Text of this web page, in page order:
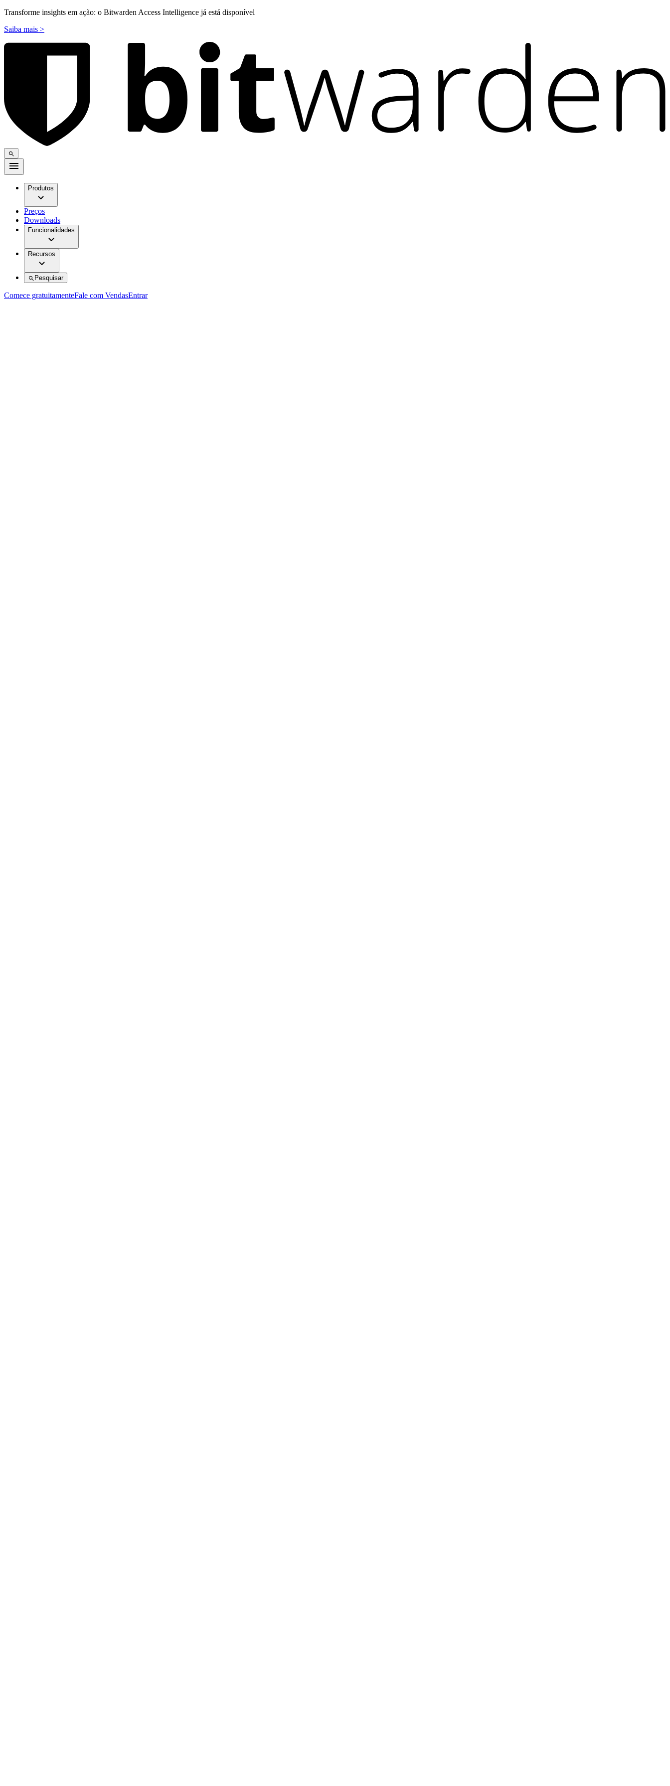
Transforme insights em ação: o Bitwarden Access Intelligence já está disponível
Saiba mais >
Produtos
Preços
Downloads
Funcionalidades
Recursos
Pesquisar
Comece gratuitamenteFale com VendasEntrar